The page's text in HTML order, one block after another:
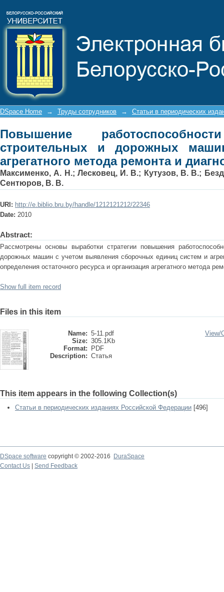
машин при внедрении агрегатного
DSpace Home → Труды сотрудников → Статьи в периодических
Повышение
строительных и дорожных
агрегатного метода ремонта и
Максименко, А. Н.; Лесковец, И. В.; Кутузов, В. В.;
Сентюров, В. В.
URI: http://e.biblio.bru.by/handle/1212121212/22346
Date: 2010
Abstract:
Pассмотpены основы выpаботки стpатегии повышения
доpожных машин с учетом выявления сбоpочных единиц систем и
опpеделения остаточного pесуpса и оpганизация агpегатного метода
Show full item record
Files in this item
Name: 5-11.pdf
Size: 305.1Kb
Format:
PDF
Description: Статья
View/
This item appears in the following Collection(s)
Статьи в периодических изданиях Российской Федерации [496]
DSpace software copyright © 2002-2016
DuraSpace
Contact Us
Send Feedback